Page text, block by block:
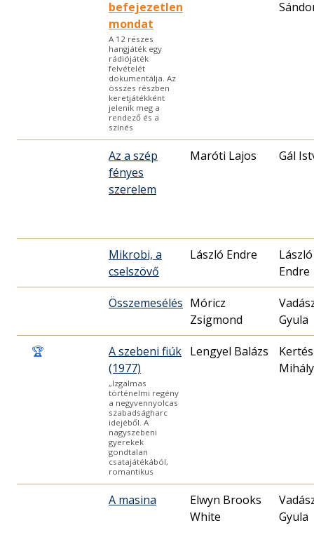
befejezetlen
mondat
A 12 részes
hangjáték egy
rádiójáték
felvételét
dokumentálja. Az
összes részben
keretjátékként
jelenik meg a
rendező és a
színés
Az a szép
fényes
szerelem
Maróti Lajos Gál
Mikrobi, a
cselszövő
László Endre
László
Endre
Összemesélés Móricz
Zsigmond
Gyula
🏆
A szebeni fiúk
(1977)
„Izgalmas
történelmi regény
a negyvennyolcas
szabadságharc
idejéből. A
nagyszebeni
gyerekek
gondtalan
csatajátékából,
romantikus
Lengyel Balázs
Mihály
A masina
Elwyn Brooks
White
Gyula